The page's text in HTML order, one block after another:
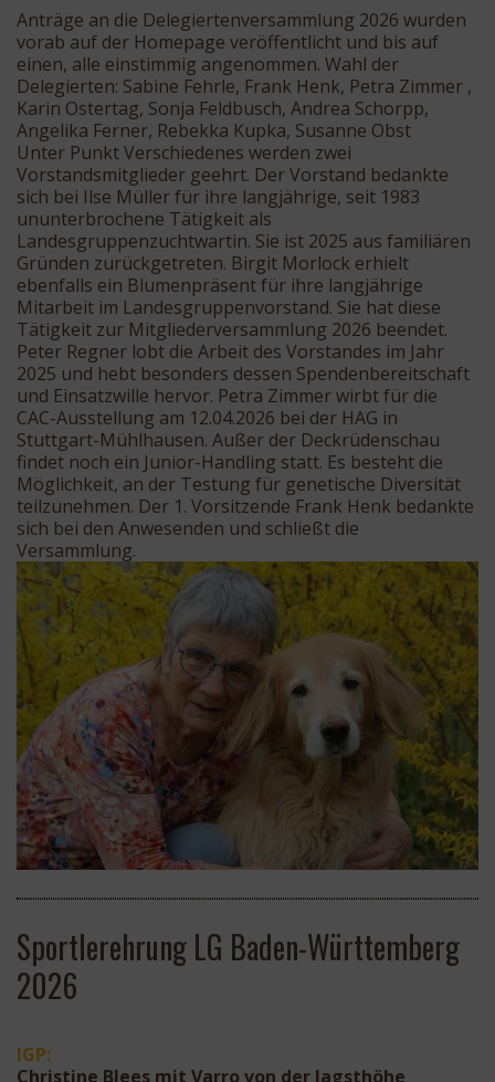
Anträge an die Delegiertenversammlung 2026 wurden
vorab auf der Homepage veröffentlicht und bis auf
einen, alle einstimmig angenommen. Wahl der
Delegierten: Sabine Fehrle, Frank Henk, Petra Zimmer ,
Karin Ostertag, Sonja Feldbusch, Andrea Schorpp,
Angelika Ferner, Rebekka Kupka, Susanne Obst
Unter Punkt Verschiedenes werden zwei
Vorstandsmitglieder geehrt. Der Vorstand bedankte
sich bei Ilse Müller für ihre langjährige, seit 1983
ununterbrochene Tätigkeit als
Landesgruppenzuchtwartin. Sie ist 2025 aus familiären
Gründen zurückgetreten. Birgit Morlock erhielt
ebenfalls ein Blumenpräsent für ihre langjährige
Mitarbeit im Landesgruppenvorstand. Sie hat diese
Tätigkeit zur Mitgliederversammlung 2026 beendet.
Peter Regner lobt die Arbeit des Vorstandes im Jahr
2025 und hebt besonders dessen Spendenbereitschaft
und Einsatzwille hervor. Petra Zimmer wirbt für die
CAC-Ausstellung am 12.04.2026 bei der HAG in
Stuttgart-Mühlhausen. Außer der Deckrüdenschau
findet noch ein Junior-Handling statt. Es besteht die
Möglichkeit, an der Testung für genetische Diversität
teilzunehmen. Der 1. Vorsitzende Frank Henk bedankte
sich bei den Anwesenden und schließt die
Versammlung.
Sportlerehrung LG Baden-Württemberg
2026
IGP:
Christine Blees mit Varro von der Jagsthöhe